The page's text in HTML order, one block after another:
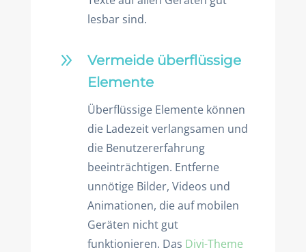
lesbar sind.
9
Vermeide überflüssige
Elemente
Überflüssige Elemente können
die Ladezeit verlangsamen und
die Benutzererfahrung
beeinträchtigen. Entferne
unnötige Bilder, Videos und
Animationen, die auf mobilen
Geräten nicht gut
funktionieren. Das Divi-Theme